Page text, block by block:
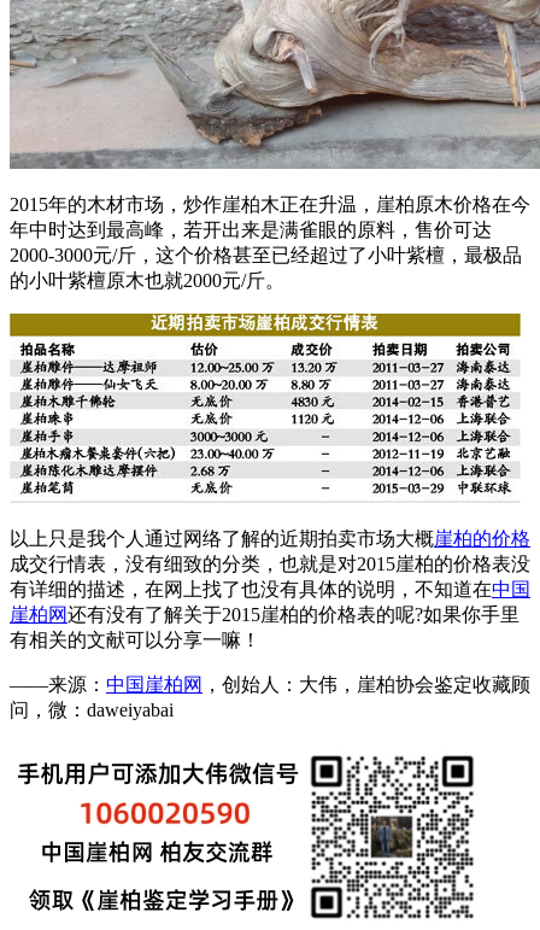
2015年的木材市场，炒作崖柏木正在升温，崖柏原木价格在今
年中时达到最高峰，若开出来是满雀眼的原料，售价可达
2000-3000元/斤，这个价格甚至已经超过了小叶紫檀，最极品
的小叶紫檀原木也就2000元/斤。
以上只是我个人通过网络了解的近期拍卖市场大概崖柏的价格
成交行情表，没有细致的分类，也就是对2015崖柏的价格表没
有详细的描述，在网上找了也没有具体的说明，不知道在中国
崖柏网还有没有了解关于2015崖柏的价格表的呢?如果你手里
有相关的文献可以分享一嘛！
——来源： 中国崖柏网 ，创始人：大伟，崖柏协会鉴定收藏顾
问，微：daweiyabai